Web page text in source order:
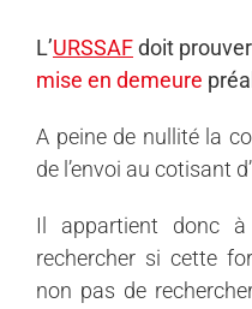
L’URSSAFdoit
mise en demeure
A peine de nullité la
de l’envoi au cotisant
Il appartient donc
rechercher si cette
non pas de